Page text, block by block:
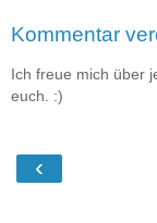
Kommentar
Ich freue mich über
euch. :)
‹